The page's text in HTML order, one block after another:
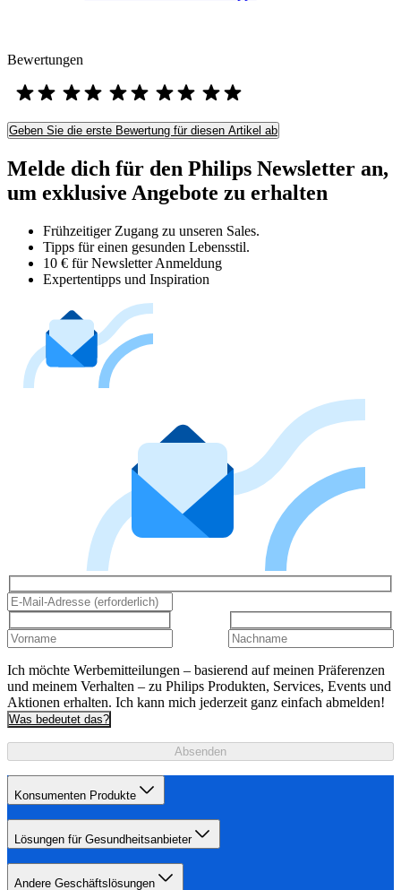
Bewertungen
Geben Sie die erste Bewertung für diesen Artikel ab
Melde dich für den Philips Newsletter an,
um exklusive Angebote zu erhalten
Frühzeitiger Zugang zu unseren Sales.
Tipps für einen gesunden Lebensstil.
10 € für Newsletter Anmeldung
Expertentipps und Inspiration
Ich möchte Werbemitteilungen – basierend auf meinen Präferenzen
und meinem Verhalten – zu Philips Produkten, Services, Events und
Aktionen erhalten. Ich kann mich jederzeit ganz einfach abmelden!
Was bedeutet das?
Absenden
Konsumenten Produkte
Lösungen für Gesundheitsanbieter
Andere Geschäftslösungen